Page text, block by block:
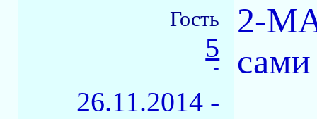
Гость
5
-
26.11.2014 -
2-